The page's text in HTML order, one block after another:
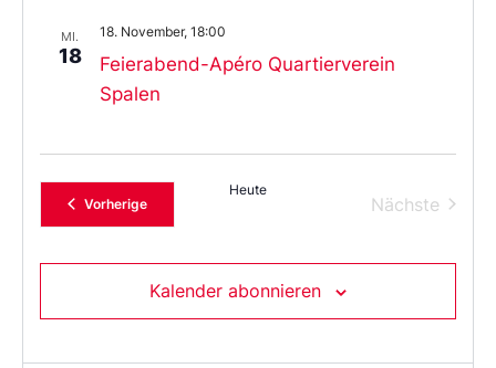
MI.
18
Feierabend-Apéro Quartierverein
Spalen
18. November, 18:00
VorherigeVeranstaltungen
Heute
Nächste
Kalender abonnieren